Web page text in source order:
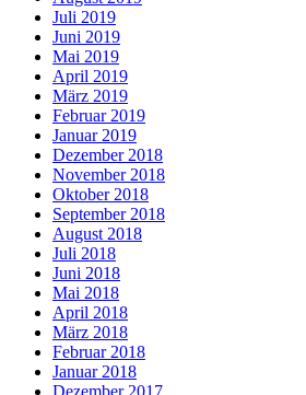
Juli 2019
Juni 2019
Mai 2019
April 2019
März 2019
Februar 2019
Januar 2019
Dezember 2018
November 2018
Oktober 2018
September 2018
August 2018
Juli 2018
Juni 2018
Mai 2018
April 2018
März 2018
Februar 2018
Januar 2018
Dezember 2017